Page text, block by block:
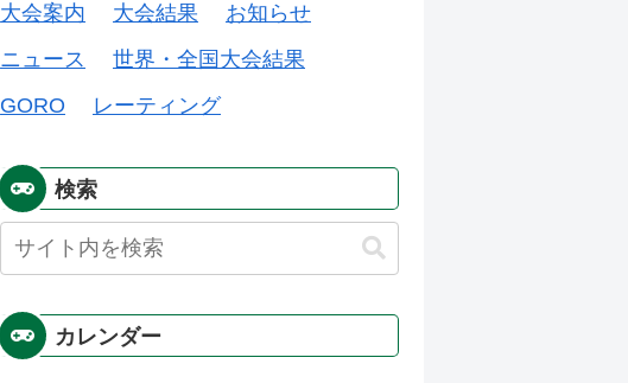
大会案内 大会結果
お知らせ
ニュース
世界・全国大会結果
GORO
レーティング
検索
カレンダー